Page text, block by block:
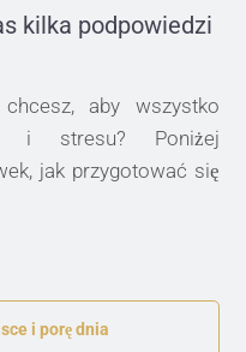
kilka podpowiedzi
aby wszystko
i stresu? Poniżej
jak przygotować się
i porę dnia